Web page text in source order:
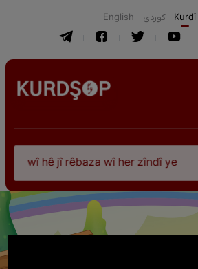
English كوردی Kurdî
hê jî rêbaza wî her zîndî ye